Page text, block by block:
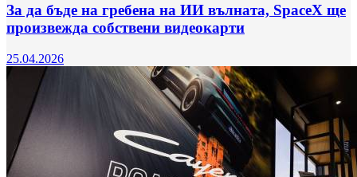
За да бъде на гребена на ИИ вълната, SpaceX ще
произвежда собствени видеокарти
25.04.2026